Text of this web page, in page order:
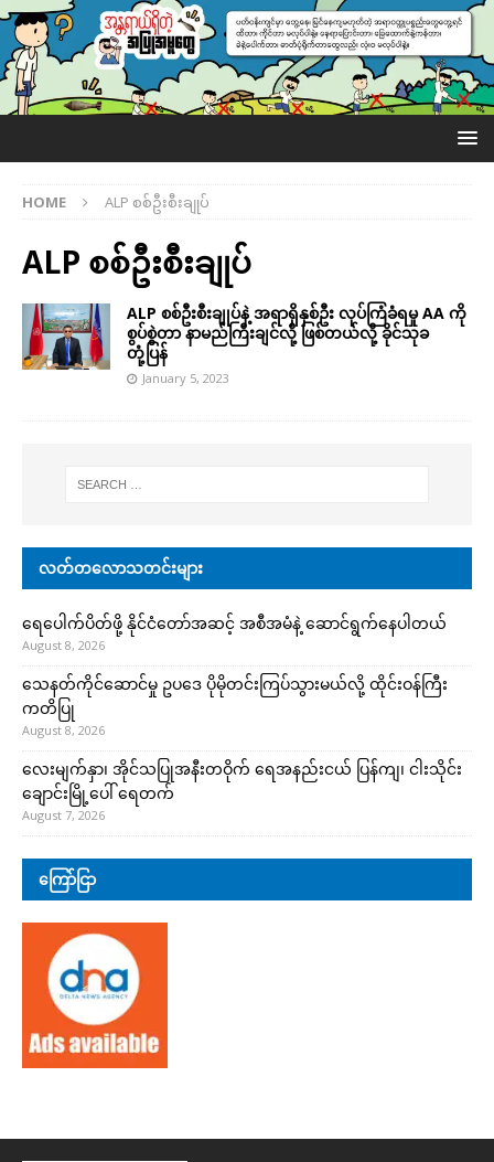
HOME ALP စစ်ဦးစီးချုပ်
ALP စစ်ဦးစီးချုပ်
ALP စစ်ဦးစီးချုပ်နဲ့ အရာရှိနှစ်ဦး လုပ်ကြံခံရမှု AA ကို
စွပ်စွဲတာ နာမည်ကြီးချင်လို့ ဖြစ်တယ်လို့ ခိုင်သုခ
တုံ့ပြန်
January 5, 2023
လတ်တလောသတင်းများ
ရေပေါက်ပိတ်ဖို့ နိုင်ငံတော်အဆင့် အစီအမံနဲ့ ဆောင်ရွက်နေပါတယ်
August 8, 2026
သေနတ်ကိုင်ဆောင်မှု ဥပဒေ ပိုမိုတင်းကြပ်သွားမယ်လို့ ထိုင်းဝန်ကြီး
ကတိပြု
August 8, 2026
လေးမျက်နှာ၊ အိုင်သပြုအနီးတဝိုက် ရေအနည်းငယ် ပြန်ကျ၊ ငါးသိုင်း
ချောင်းမြို့ပေါ် ရေတက်
August 7, 2026
ကြော်ငြာ